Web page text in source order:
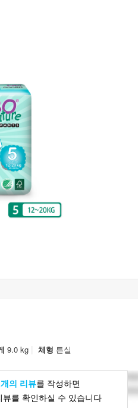
9.0 kg | 체형 튼실
의 리뷰를 작성하면
뷰를 확인하실 수 있습니다